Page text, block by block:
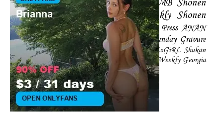
Shonen Magazine BUBKA BOMB Shonen
Champion Manga Action
Weekly Shonen
Sunday Photobooks BRODY Hustle Press ANAN
Magazine SMART Magazine Young Sunday Gravure
The Television CD&DL My Girl Daily LoGiRL Shukan
Taishu
Girls! Magazine Soccer Game King Weekly Georgia
Sunday Magazine Mery Magazine